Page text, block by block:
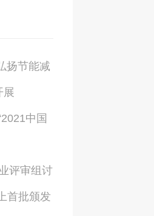
扬节能减
展
中国
评审组讨
首批颁发